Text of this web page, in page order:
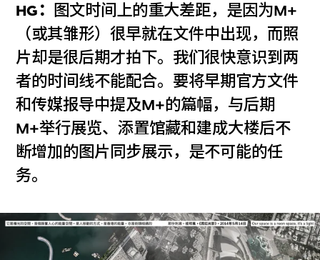
HG： 图文时间上的重大差距，是因为M+
（或其雏形）很早就在文件中出现，而照
片却是很后期才拍下。我们很快意识到两
者的时间线不能配合。要将早期官方文件
和传媒报导中提及M+的篇幅，与后期
M+举行展览、添置馆藏和建成大楼后不
断增加的图片同步展示，是不可能的任
务。